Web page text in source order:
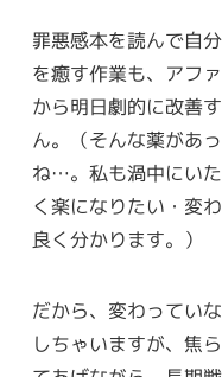
罪悪感本を読んで自
を癒す作業も、アフ
から明日劇的に改善
ん。（そんな薬があ
ね…。私も渦中にい
く楽になりたい・変
良く分かります。）
だから、変わってい
しちゃいますが、焦